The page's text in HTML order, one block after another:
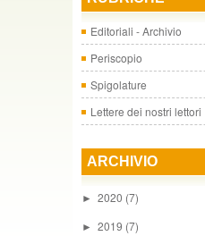
Editoriali - Archivio
Periscopio
Spigolature
Lettere dei nostri lettori
ARCHIVIO
► 2020 (7)
► 2019 (7)